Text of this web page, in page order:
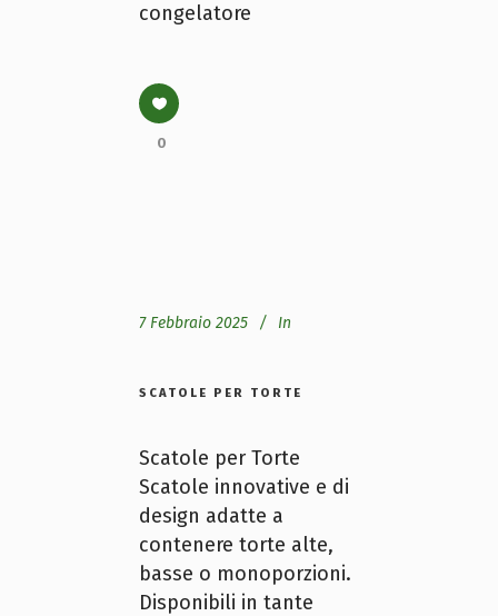
congelatore
0
7 Febbraio 2025 In
SCATOLE PER TORTE
Scatole per Torte
Scatole innovative e di
design adatte a
contenere torte alte,
basse o monoporzioni.
Disponibili in tante